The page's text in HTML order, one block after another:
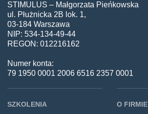
STIMULUS – Małgorzata Pieńkowska
ul. Płużnicka 2B lok. 1,
03-184 Warszawa
NIP: 534-134-49-44
REGON: 012216162
Numer konta:
79 1950 0001 2006 6516 2357 0001
SZKOLENIA O FIRMIE